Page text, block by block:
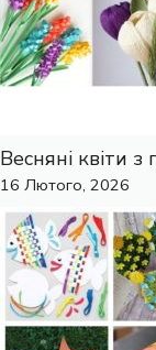
Весняні квіти
16 Лютого, 2026